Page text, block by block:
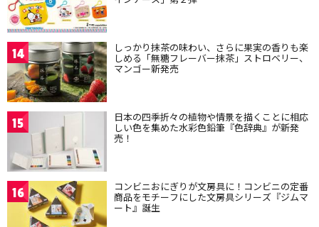
14 しっかり抹茶の味わい、さらに果実の香りも楽
しめる「無糖フレーバー抹茶」ストロベリー、
マンゴー新発売
15 日本の四季折々の植物や情景を描くことに相応
しい色を集めた水彩色鉛筆『色辞典』が新発
売！
16 コンビニおにぎりが文房具に！コンビニの定番
商品をモチーフにした文房具シリーズ『ジムマ
ート』誕生